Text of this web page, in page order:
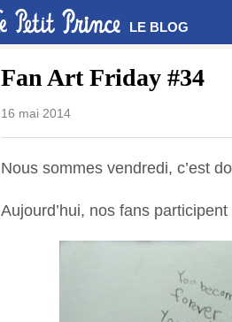
LE BLOG
Fan Art Friday #34
16 mai 2014
Nous sommes vendredi, c’est
Aujourd’hui, nos fans